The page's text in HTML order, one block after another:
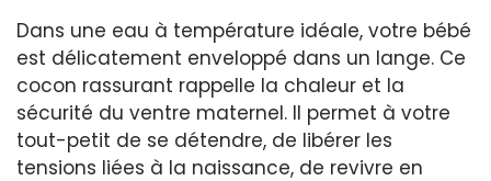
Dans une eau à température idéale, votre bébé
est délicatement enveloppé dans un lange. Ce
cocon rassurant rappelle la chaleur et la
sécurité du ventre maternel. Il permet à votre
tout-petit de se détendre, de libérer les
tensions liées à la naissance, de revivre en